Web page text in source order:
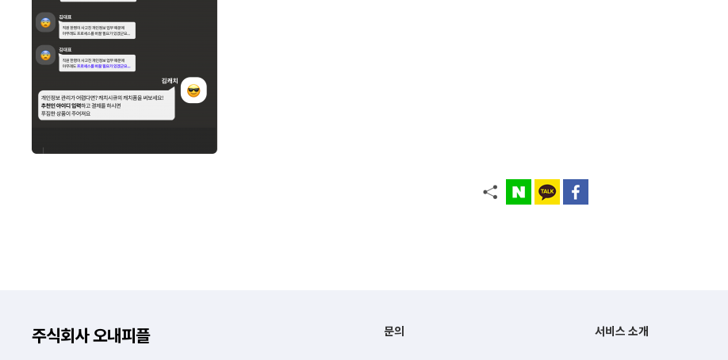
주식회사 오내피플 문의 서비스 소개